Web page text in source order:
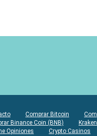
Comprar Bitcoin
Binance Coin (BNB)
Opiniones
Crypto Casinos